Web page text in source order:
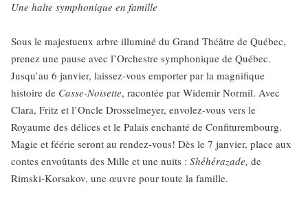
Une halte symphonique en famille
Sous le majestueux arbre illuminé du Grand Théâtre de Québec,
prenez une pause avec l’Orchestre symphonique de Québec.
Jusqu’au 6 janvier, laissez-vous emporter par la magnifique
histoire de Casse-Noisette, racontée par Widemir Normil. Avec
Clara, Fritz et l’Oncle Drosselmeyer, envolez-vous vers le
Royaume des délices et le Palais enchanté de Confiturembourg.
Magie et féérie seront au rendez-vous! Dès le 7 janvier, place aux
contes envoûtants des Mille et une nuits : Shéhérazade, de
Rimski-Korsakov, une œuvre pour toute la famille.